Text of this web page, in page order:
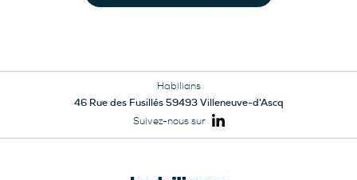
Habilians
46 Rue des Fusillés 59493 Villeneuve-d'Ascq
Suivez-nous sur